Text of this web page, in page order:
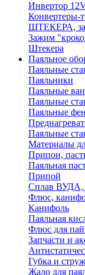
Инвертор
Конвертеры-
ШТЕКЕРА,
Зажим
Штекера
Паяльное
Паяльные
Паяльники
Паяльные
Паяльные
Паяльные
Паяльные
Материалы
Припои,
Паяльная
Припой
Сплав ВУДА,
Флюс,
Канифоль
Паяльная
Флюс для
Запчасти и
Губка и
Жало для